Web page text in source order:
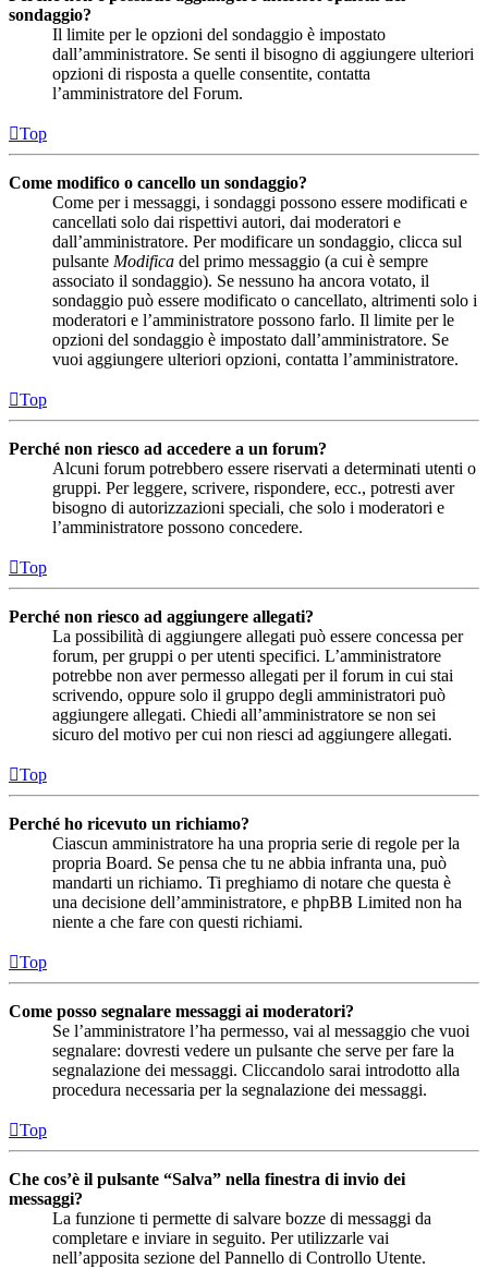
sondaggio?
Il limite per le opzioni del sondaggio è impostato
dall’amministratore. Se senti il bisogno di aggiungere ulteriori
opzioni di risposta a quelle consentite, contatta
l’amministratore del Forum.
Top
Come modifico o cancello un sondaggio?
Come per i messaggi, i sondaggi possono essere modificati e
cancellati solo dai rispettivi autori, dai moderatori e
dall’amministratore. Per modificare un sondaggio, clicca sul
pulsante Modifica del primo messaggio (a cui è sempre
associato il sondaggio). Se nessuno ha ancora votato, il
sondaggio può essere modificato o cancellato, altrimenti solo i
moderatori e l’amministratore possono farlo. Il limite per le
opzioni del sondaggio è impostato dall’amministratore. Se
vuoi aggiungere ulteriori opzioni, contatta l’amministratore.
Top
Perché non riesco ad accedere a un forum?
Alcuni forum potrebbero essere riservati a determinati utenti o
gruppi. Per leggere, scrivere, rispondere, ecc., potresti aver
bisogno di autorizzazioni speciali, che solo i moderatori e
l’amministratore possono concedere.
Top
Perché non riesco ad aggiungere allegati?
La possibilità di aggiungere allegati può essere concessa per
forum, per gruppi o per utenti specifici. L’amministratore
potrebbe non aver permesso allegati per il forum in cui stai
scrivendo, oppure solo il gruppo degli amministratori può
aggiungere allegati. Chiedi all’amministratore se non sei
sicuro del motivo per cui non riesci ad aggiungere allegati.
Top
Perché ho ricevuto un richiamo?
Ciascun amministratore ha una propria serie di regole per la
propria Board. Se pensa che tu ne abbia infranta una, può
mandarti un richiamo. Ti preghiamo di notare che questa è
una decisione dell’amministratore, e phpBB Limited non ha
niente a che fare con questi richiami.
Top
Come posso segnalare messaggi ai moderatori?
Se l’amministratore l’ha permesso, vai al messaggio che vuoi
segnalare: dovresti vedere un pulsante che serve per fare la
segnalazione dei messaggi. Cliccandolo sarai introdotto alla
procedura necessaria per la segnalazione dei messaggi.
Top
Che cos’è il pulsante “Salva” nella finestra di invio dei
messaggi?
La funzione ti permette di salvare bozze di messaggi da
completare e inviare in seguito. Per utilizzarle vai
nell’apposita sezione del Pannello di Controllo Utente.